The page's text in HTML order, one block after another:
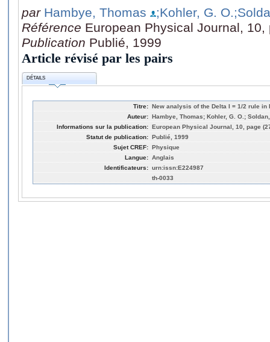
par Hambye, Thomas ;Kohler, G. O.
Référence European Physical Journal, 10,
Publication Publié, 1999
Article révisé par les pairs
DÉTAILS
Titre: New analysis of the Delta I = 1/2 rule in
Auteur: Hambye, Thomas; Kohler, G. O.;
Informations sur la publication: European Physical Journal, 10, page
Statut de publication: Publié, 1999
Sujet CREF: Physique
Langue: Anglais
Identificateurs: urn:issn:E224987
th-0033